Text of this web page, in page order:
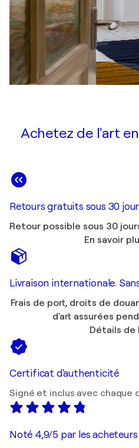
Achetez de l'art
Retours gratuits sous 30
Retour possible sous 30
En savoir
Livraison internationale.
Frais de port, droits de
d'art assurées
Détails de
Certificat d'authenticité
Signé et inclus avec chaque
Noté 4,9/5 par les